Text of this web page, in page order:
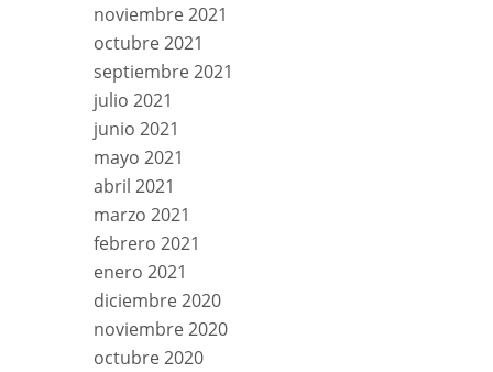
noviembre 2021
octubre 2021
septiembre 2021
julio 2021
junio 2021
mayo 2021
abril 2021
marzo 2021
febrero 2021
enero 2021
diciembre 2020
noviembre 2020
octubre 2020